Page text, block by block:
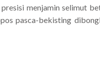
menjamin selimut
pasca-bekisting